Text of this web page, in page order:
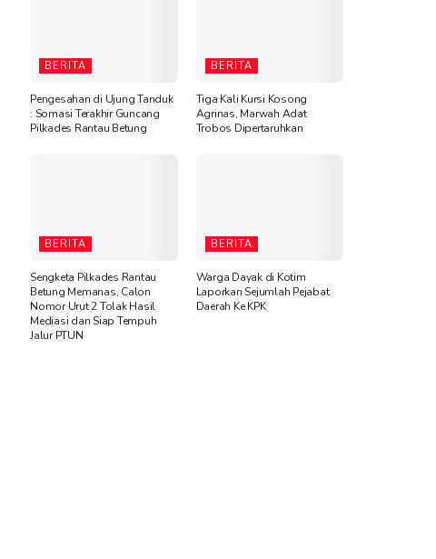
BERITA
Pengesahan di Ujung Tanduk
: Somasi Terakhir Guncang
Pilkades Rantau Betung
BERITA
Tiga Kali Kursi Kosong
Agrinas, Marwah Adat
Trobos Dipertaruhkan
BERITA
Sengketa Pilkades Rantau
Betung Memanas, Calon
Nomor Urut 2 Tolak Hasil
Mediasi dan Siap Tempuh
Jalur PTUN
BERITA
Warga Dayak di Kotim
Laporkan Sejumlah Pejabat
Daerah Ke KPK